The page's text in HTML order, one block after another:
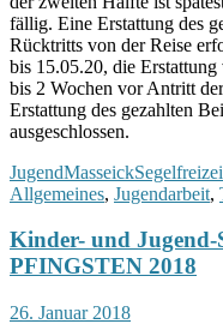
fällig. Eine Erstattung des
Rücktritts von der Reise
bis 15.05.20, die
bis 2 Wochen vor Antritt
Erstattung des gezahlten
ausgeschlossen.
JugendMasseick
Allgemeines, Jugendarbeit,
Kinder- und Jugend-
PFINGSTEN 2018
26. Januar 2018